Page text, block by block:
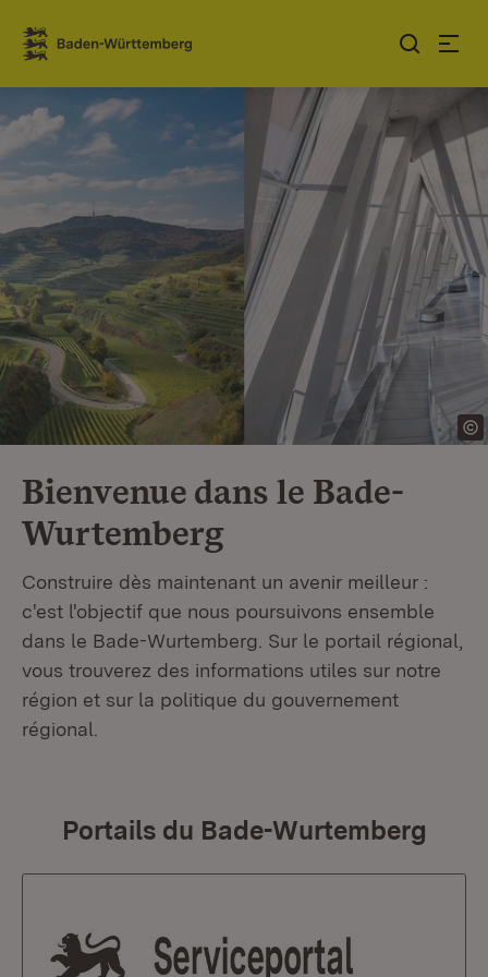
Sauter au contenu
Link zur Startseite
Bienvenue dans le Bade-
Wurtemberg
Construire dès maintenant un avenir meilleur :
c'est l'objectif que nous poursuivons ensemble
dans le Bade-Wurtemberg. Sur le portail régional,
vous trouverez des informations utiles sur notre
région et sur la politique du gouvernement
régional.
Portails du Bade-Wurtemberg